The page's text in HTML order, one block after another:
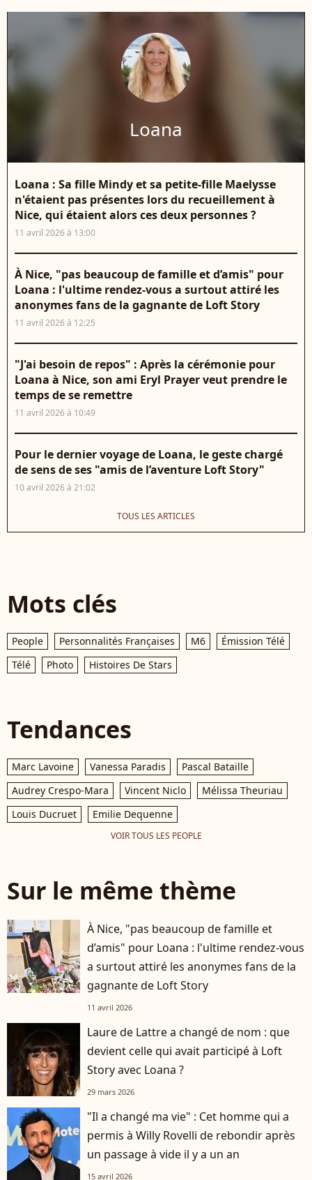
Loana
Loana : Sa fille Mindy et sa petite-fille Maelysse
n'étaient pas présentes lors du recueillement à
Nice, qui étaient alors ces deux personnes ?
11 avril 2026 à 13:00
À Nice, "pas beaucoup de famille et d’amis" pour
Loana : l'ultime rendez-vous a surtout attiré les
anonymes fans de la gagnante de Loft Story
11 avril 2026 à 12:25
"J'ai besoin de repos" : Après la cérémonie pour
Loana à Nice, son ami Eryl Prayer veut prendre le
temps de se remettre
11 avril 2026 à 10:49
Pour le dernier voyage de Loana, le geste chargé
de sens de ses "amis de l’aventure Loft Story"
10 avril 2026 à 21:02
TOUS LES ARTICLES
Mots clés
People Personnalités Françaises M6
Émission Télé
Télé
Photo Histoires De Stars
Tendances
Marc Lavoine Vanessa Paradis
Pascal Bataille
Audrey Crespo-Mara
Vincent Niclo
Mélissa Theuriau
Louis Ducruet
Emilie Dequenne
VOIR TOUS LES PEOPLE
Sur le même thème
À Nice, "pas beaucoup de famille et
d’amis" pour Loana : l'ultime rendez-vous
a surtout attiré les anonymes fans de la
gagnante de Loft Story
11 avril 2026
Laure de Lattre a changé de nom : que
devient celle qui avait participé à Loft
Story avec Loana ?
29 mars 2026
"Il a changé ma vie" : Cet homme qui a
permis à Willy Rovelli de rebondir après
un passage à vide il y a un an
15 avril 2026